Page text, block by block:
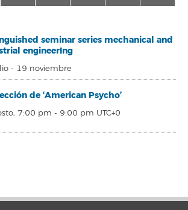
seminar series mechanical and
engineerIng
- 19 noviembre
de ‘American Psycho’
7:00 pm - 9:00 pm UTC+0